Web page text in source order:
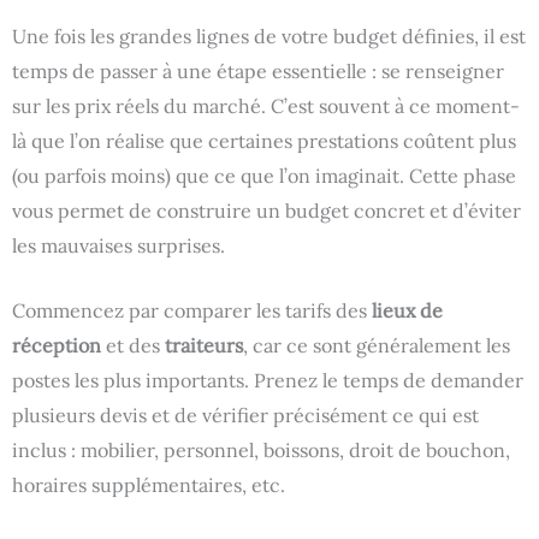
Une fois les grandes lignes de votre budget définies, il est
temps de passer à une étape essentielle : se renseigner
sur les prix réels du marché. C’est souvent à ce moment-
là que l’on réalise que certaines prestations coûtent plus
(ou parfois moins) que ce que l’on imaginait. Cette phase
vous permet de construire un budget concret et d’éviter
les mauvaises surprises.
Commencez par comparer les tarifs des lieux de
réception et des traiteurs, car ce sont généralement les
postes les plus importants. Prenez le temps de demander
plusieurs devis et de vérifier précisément ce qui est
inclus : mobilier, personnel, boissons, droit de bouchon,
horaires supplémentaires, etc.